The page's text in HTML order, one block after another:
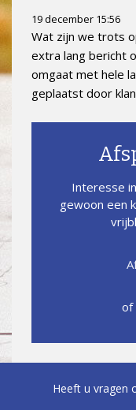
19 december 15:56
Wat zijn we trots
extra lang bericht
omgaat met hele
geplaatst door
Interesse
gewoon een
of
Heeft u vragen